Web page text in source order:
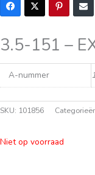
3.5-151 –
A-nummer
SKU: 101856
Niet op voorraad